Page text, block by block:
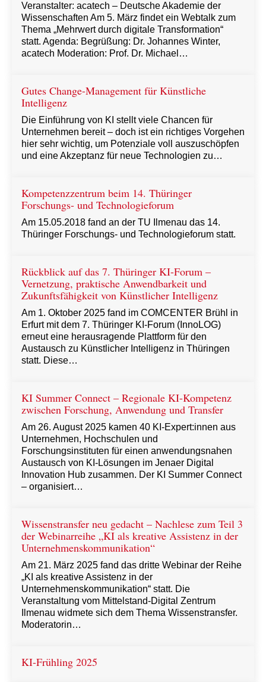
Veranstalter: acatech – Deutsche Akademie der
Wissenschaften Am 5. März findet ein Webtalk zum
Thema „Mehrwert durch digitale Transformation“
statt. Agenda: Begrüßung: Dr. Johannes Winter,
acatech Moderation: Prof. Dr. Michael…
Gutes Change-Management für Künstliche
Intelligenz
Die Einführung von KI stellt viele Chancen für
Unternehmen bereit – doch ist ein richtiges Vorgehen
hier sehr wichtig, um Potenziale voll auszuschöpfen
und eine Akzeptanz für neue Technologien zu…
Kompetenzzentrum beim 14. Thüringer
Forschungs- und Technologieforum
Am 15.05.2018 fand an der TU Ilmenau das 14.
Thüringer Forschungs- und Technologieforum statt.
Rückblick auf das 7. Thüringer KI-Forum –
Vernetzung, praktische Anwendbarkeit und
Zukunftsfähigkeit von Künstlicher Intelligenz
Am 1. Oktober 2025 fand im COMCENTER Brühl in
Erfurt mit dem 7. Thüringer KI-Forum (InnoLOG)
erneut eine herausragende Plattform für den
Austausch zu Künstlicher Intelligenz in Thüringen
statt. Diese…
KI Summer Connect – Regionale KI-Kompetenz
zwischen Forschung, Anwendung und Transfer
Am 26. August 2025 kamen 40 KI-Expert:innen aus
Unternehmen, Hochschulen und
Forschungsinstituten für einen anwendungsnahen
Austausch von KI-Lösungen im Jenaer Digital
Innovation Hub zusammen. Der KI Summer Connect
– organisiert…
Wissenstransfer neu gedacht – Nachlese zum Teil 3
der Webinarreihe „KI als kreative Assistenz in der
Unternehmenskommunikation“
Am 21. März 2025 fand das dritte Webinar der Reihe
„KI als kreative Assistenz in der
Unternehmenskommunikation“ statt. Die
Veranstaltung vom Mittelstand-Digital Zentrum
Ilmenau widmete sich dem Thema Wissenstransfer.
Moderatorin…
KI-Frühling 2025